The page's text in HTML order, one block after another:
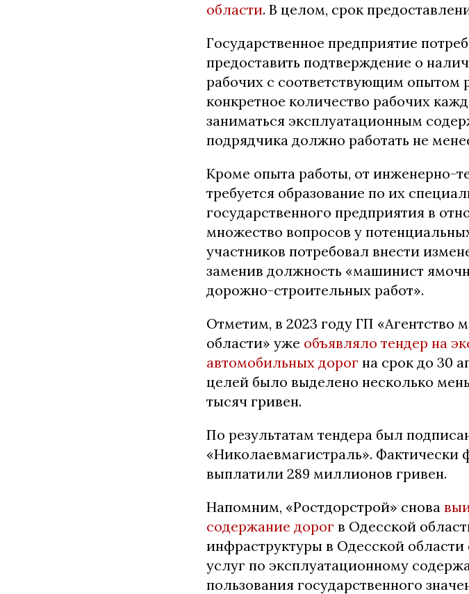
области. В целом, срок
Государственное предприятие
предоставить подтверждение о
рабочих с соответствующим опытом
конкретное количество рабочих
заниматься эксплуатационным
подрядчика должно работать не
Кроме опыта работы, от инженерно-
требуется образование по их
государственного предприятия в
множество вопросов у
участников потребовал внести
заменив должность «машинист
дорожно-строительных работ».
Отметим, в 2023 году ГП «Агентство
области» уже объявляло тендер на
автомобильных дорог на срок до 30
целей было выделено несколько
тысяч гривен.
По результатам тендера был
«Николаевмагистраль».
выплатили 289 миллионов гривен.
Напомним, «Ростдорстрой» снова
содержание дорог в Одесской
инфраструктуры в Одесской области
услуг по эксплуатационному
пользования государственного